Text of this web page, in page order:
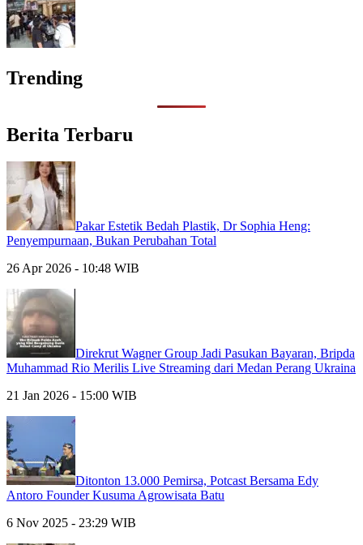
Trending
Berita Terbaru
Pakar Estetik Bedah Plastik, Dr Sophia Heng:
Penyempurnaan, Bukan Perubahan Total
26 Apr 2026 - 10:48 WIB
Direkrut Wagner Group Jadi Pasukan Bayaran, Bripda
Muhammad Rio Merilis Live Streaming dari Medan Perang Ukraina
21 Jan 2026 - 15:00 WIB
Ditonton 13.000 Pemirsa, Potcast Bersama Edy
Antoro Founder Kusuma Agrowisata Batu
6 Nov 2025 - 23:29 WIB